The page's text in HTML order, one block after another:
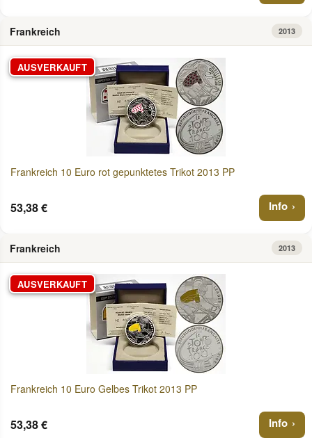
Frankreich 2013
AUSVERKAUFT
Frankreich 10 Euro rot gepunktetes Trikot 2013 PP
53,38 € Info
Frankreich 2013
AUSVERKAUFT
Frankreich 10 Euro Gelbes Trikot 2013 PP
53,38 € Info